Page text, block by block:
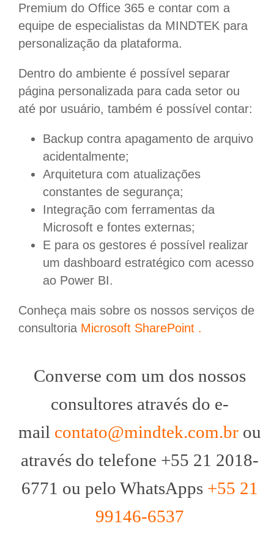
Premium do Office 365 e contar com a
equipe de especialistas da MINDTEK para
personalização da plataforma.
Dentro do ambiente é possível separar
página personalizada para cada setor ou
até por usuário, também é possível contar:
Backup contra apagamento de arquivo
acidentalmente;
Arquitetura com atualizações
constantes de segurança;
Integração com ferramentas da
Microsoft e fontes externas;
E para os gestores é possível realizar
um dashboard estratégico com acesso
ao Power BI.
Conheça mais sobre os nossos serviços de
consultoria Microsoft SharePoint .
Converse com um dos nossos
consultores através do e-
mail contato@mindtek.com.brou
através do telefone +55 21 2018-
6771 ou pelo WhatsApps +55 21
99146-6537